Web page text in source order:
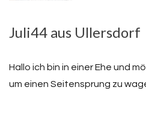
Juli44 aus Ullersdorf
Hallo ich bin in einer Ehe und
um einen Seitensprung zu